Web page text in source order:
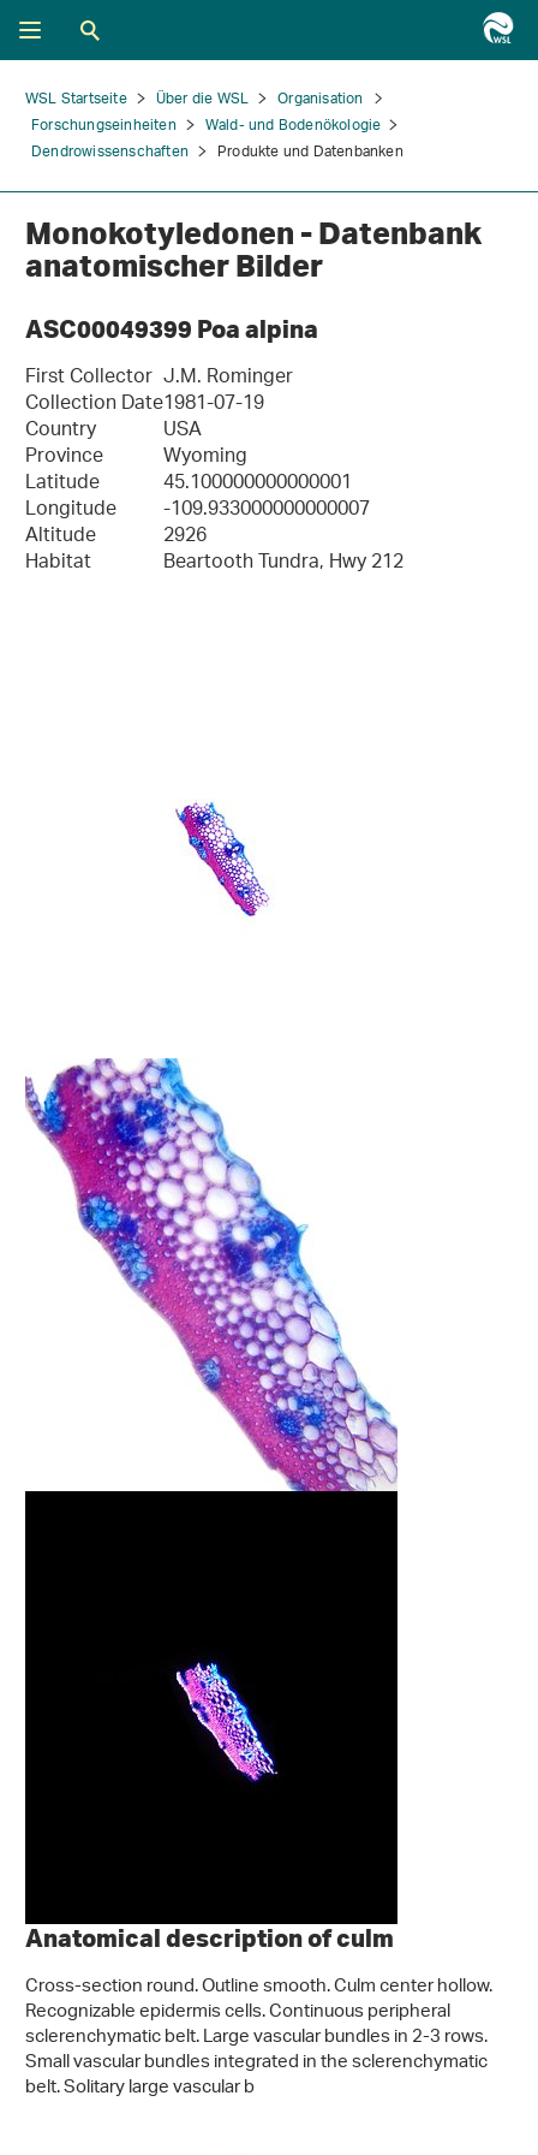
WSL Startseite Über die WSL
Organisation
Forschungseinheiten
Wald- und Bodenökologie
Dendrowissenschaften
Produkte und Datenbanken
Monokotyledonen - Datenbank
anatomischer Bilder
ASC00049399 Poa alpina
First Collector J.M. Rominger
Collection Date1981-07-19
Country USA
Province Wyoming
Latitude 45.100000000000001
Longitude -109.933000000000007
Altitude 2926
Habitat Beartooth Tundra, Hwy 212
Anatomical description of culm
Cross-section round. Outline smooth. Culm center hollow.
Recognizable epidermis cells. Continuous peripheral
sclerenchymatic belt. Large vascular bundles in 2-3 rows.
Small vascular bundles integrated in the sclerenchymatic
belt. Solitary large vascular b